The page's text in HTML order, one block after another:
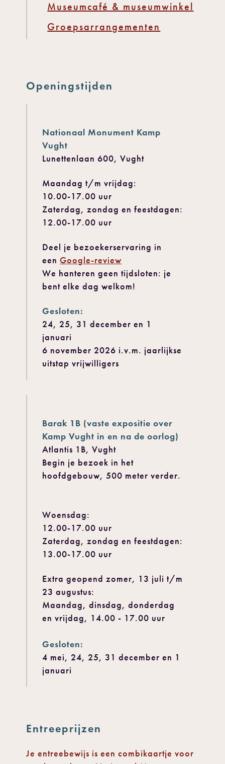
Museumcafé & museumwinkel
Groepsarrangementen
Openingstijden
Nationaal Monument Kamp
Vught
Lunettenlaan 600, Vught
Maandag t/m vrijdag:
10.00-17.00 uur
Zaterdag, zondag en feestdagen:
12.00-17.00 uur
Deel je bezoekerservaring in
een Google-review
We hanteren geen tijdsloten: je
bent elke dag welkom!
Gesloten:
24, 25, 31 december en 1
januari
6 november 2026 i.v.m. jaarlijkse
uitstap vrijwilligers
Barak 1B (vaste expositie over
Kamp Vught in en na de oorlog)
Atlantis 1B, Vught
Begin je bezoek in het
hoofdgebouw, 500 meter verder.
Woensdag:
12.00-17.00 uur
Zaterdag, zondag en feestdagen:
13.00-17.00 uur
Extra geopend zomer, 13 juli t/m
23 augustus:
Maandag, dinsdag, donderdag
en vrijdag, 14.00 - 17.00 uur
Gesloten:
4 mei, 24, 25, 31 december en 1
januari
Entreeprijzen
Je entreebewijs is een combikaartje voor